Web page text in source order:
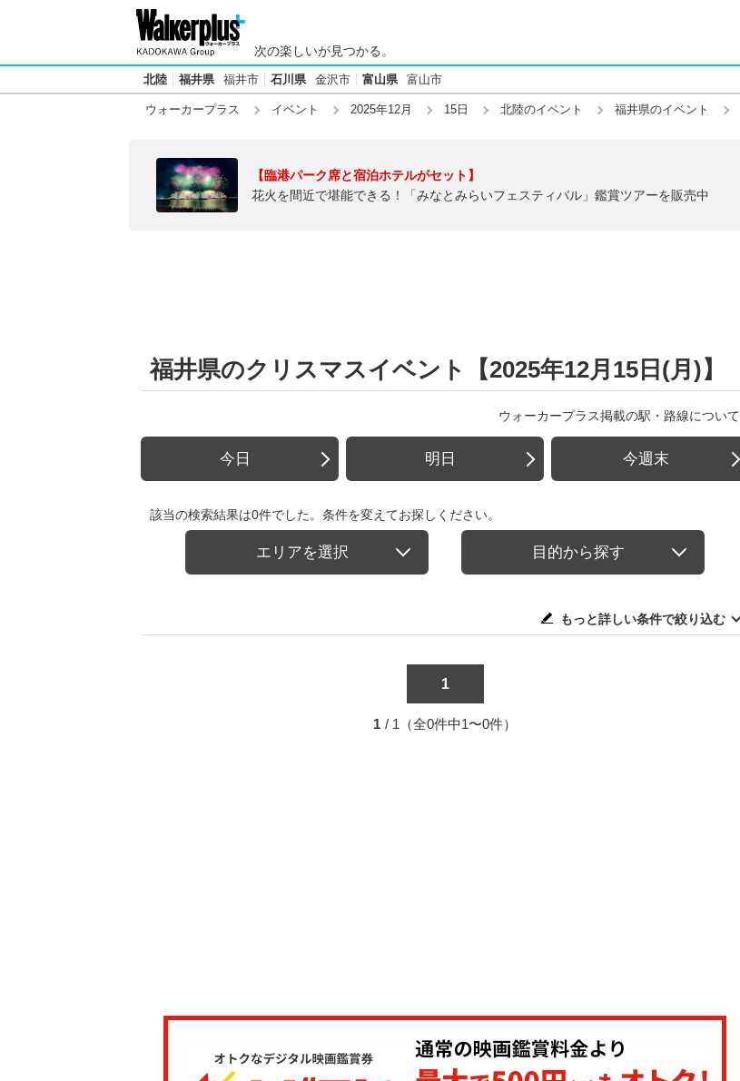
次の楽しいが見つかる。
北陸 福井県 福井市 石川県 金沢市 富山県 富山市
ウォーカープラス イベント 2025年12月 15日 北陸のイベント 福井県のイベント
【臨港パーク席と宿泊ホテルがセット】
花火を間近で堪能できる！「みなとみらいフェスティバル」鑑賞ツアーを販売中
福井県のクリスマスイベント【2025年12月15日(月)】
ウォーカープラス掲載の駅・路線について
今日 明日 今週末
該当の検索結果は0件でした。条件を変えてお探しください。
エリアを選択 目的から探す
もっと詳しい条件で絞り込む
1
1 / 1（全0件中1〜0件）